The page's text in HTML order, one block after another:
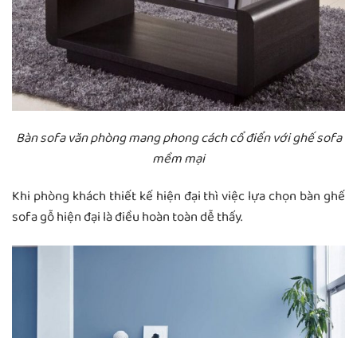
Bàn sofa văn phòng mang phong cách cổ điển với ghế sofa
mềm mại
Khi phòng khách thiết kế hiện đại thì việc lựa chọn bàn ghế
sofa gỗ hiện đại là điều hoàn toàn dễ thấy.